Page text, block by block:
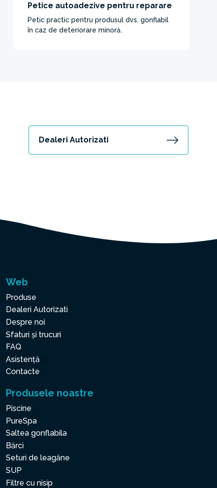
Petice autoadezive pentru reparare
Petic practic pentru produsul dvs. gonflabil
în caz de deteriorare minoră.
Dealeri Autorizati
Web
Produse
Dealeri Autorizati
Despre noi
Sfaturi și trucuri
FAQ
Asistență
Contacte
Produsele noastre
Piscine
PureSpa
Saltea gonflabila
Bărci
Seturi de leagăne
SUP
Filtre cu nisip